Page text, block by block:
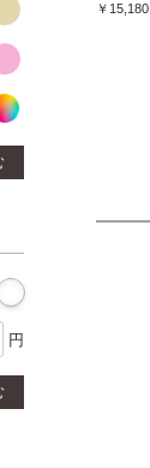
円
￥15,180